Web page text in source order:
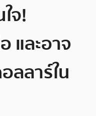
จ!
และอาจ
ลลาร์ใน